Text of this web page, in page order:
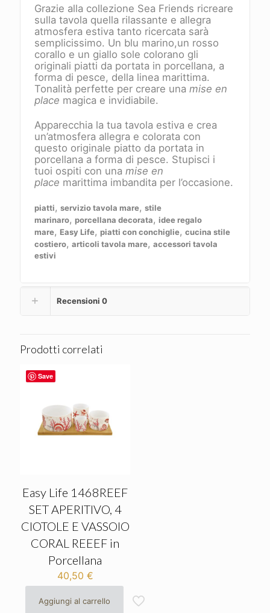
vers.
quantità
Grazie alla collezione Sea Friends ricreare
sulla tavola quella rilassante e allegra
atmosfera estiva tanto ricercata sarà
semplicissimo. Un blu marino,un rosso
corallo e un giallo sole colorano gli
originali piatti da portata in porcellana, a
forma di pesce, della linea marittima.
Tonalità perfette per creare unamise en
place magica e invidiabile.
Apparecchia la tua tavola estiva e crea
un’atmosfera allegra e colorata con
questo originale piatto da portata in
porcellana a forma di pesce. Stupisci i
tuoi ospiti con unamise en
place marittima imbandita per l’occasione.
piatti,servizio tavola mare,stile
marinaro,porcellana decorata, idee regalo
mare, Easy Life,piatti con conchiglie,cucina stile
costiero,articoli tavola mare,accessori tavola
estivi
Recensioni 0
Prodotti correlati
Save
Easy Life 1468REEF
SET APERITIVO, 4
CIOTOLE E VASSOIO
CORAL REEEF in
Porcellana
40,50 €
Aggiungi al carrello